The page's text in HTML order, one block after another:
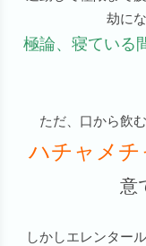
劫に
極論、寝ている
ただ、口から飲
ハチャメチ
意
しかしエレンター